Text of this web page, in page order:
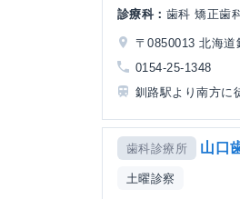
診療科： 歯科 矯正歯
〒0850013 北海道
0154-25-1348
釧路駅より南方に
歯科診療所 山口
土曜診察